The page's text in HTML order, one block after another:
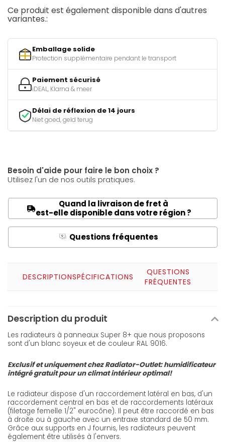
Ce produit est également disponible dans d'autres
variantes.:
Emballage solide
Protection supplémentaire pendant le transport
Paiement sécurisé
iDEAL, Klarna & meer
Délai de réflexion de 14 jours
Niet goed, geld terug
Besoin d'aide pour faire le bon choix ?
Utilisez l'un de nos outils pratiques.
Quand la livraison de fret à
est-elle disponible dans votre région ?
Q Questions fréquentes
DESCRIPTIONSPÉCIFICATIONS
QUESTIONS
FRÉQUENTES
Description du produit
Les radiateurs à panneaux Super 8+ que nous proposons
sont d'un blanc soyeux et de couleur RAL 9016.
Exclusif et uniquement chez Radiator-Outlet: humidificateur
intégré gratuit pour un climat intérieur optimal!
Le radiateur dispose d'un raccordement latéral en bas, d'un
raccordement central en bas et de raccordements latéraux
(filetage femelle 1/2" eurocône). Il peut être raccordé en bas
à droite ou à gauche avec un entraxe standard de 50 mm.
Grâce aux supports en J fournis, les radiateurs peuvent
également être utilisés à l'envers.